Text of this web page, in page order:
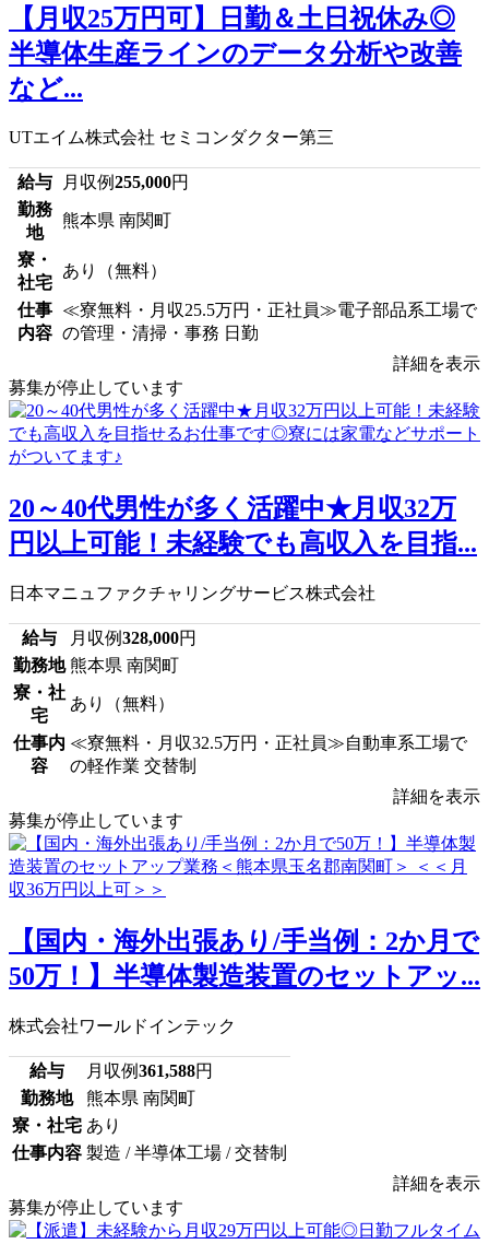
【月収25万円可】日勤＆土日祝休み◎
半導体生産ラインのデータ分析や改善
など...
UTエイム株式会社 セミコンダクター第三
給与 月収例255,000円
勤務
地
熊本県 南関町
寮・
社宅
あり（無料）
仕事
内容
≪寮無料・月収25.5万円・正社員≫電子部品系工場で
の管理・清掃・事務 日勤
詳細を表示
募集が停止しています
20～40代男性が多く活躍中★月収32万
円以上可能！未経験でも高収入を目指...
日本マニュファクチャリングサービス株式会社
給与 月収例328,000円
勤務地 熊本県 南関町
寮・社
宅
あり（無料）
仕事内
容
≪寮無料・月収32.5万円・正社員≫自動車系工場で
の軽作業 交替制
詳細を表示
募集が停止しています
【国内・海外出張あり/手当例：2か月で
50万！】半導体製造装置のセットアッ...
株式会社ワールドインテック
給与 月収例361,588円
勤務地
熊本県 南関町
寮・社宅 あり
仕事内容 製造 / 半導体工場 / 交替制
詳細を表示
募集が停止しています